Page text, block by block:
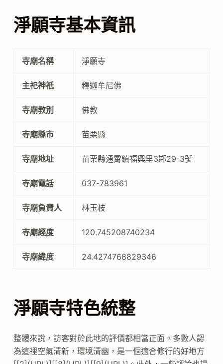
淨願寺基本資訊
寺廟名稱 淨願寺
主祀神祇 釋迦牟尼佛
寺廟教別 佛教
寺廟縣市 苗栗縣
寺廟地址 苗栗縣通霄鎮福興里3鄰29-3號
寺廟電話 037-783961
寺廟負責人 林玉枝
寺廟經度 120.745208740234
寺廟緯度 24.4274768829346
淨願寺特色統整
整體來說，訪客對於此地的評價都相當正面。多數人認
為這裡空氣清新，環境清幽，是一個適合修行的好地方